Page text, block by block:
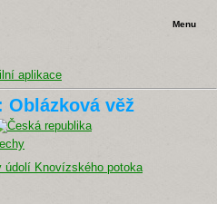
Menu
aplikace
Oblázková věž
údolí Knovízského potoka